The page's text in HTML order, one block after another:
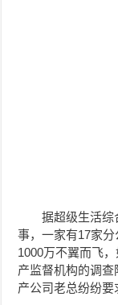
据超级生活综
事，一家有17家
1000万不翼而飞
产监督机构的调
产公司老总纷纷要